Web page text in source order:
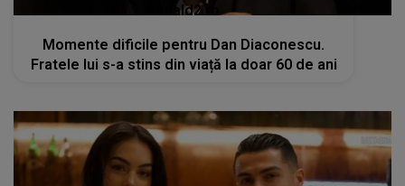
kanald2.ro
Momente dificile pentru Dan Diaconescu.
Fratele lui s-a stins din viață la doar 60 de ani